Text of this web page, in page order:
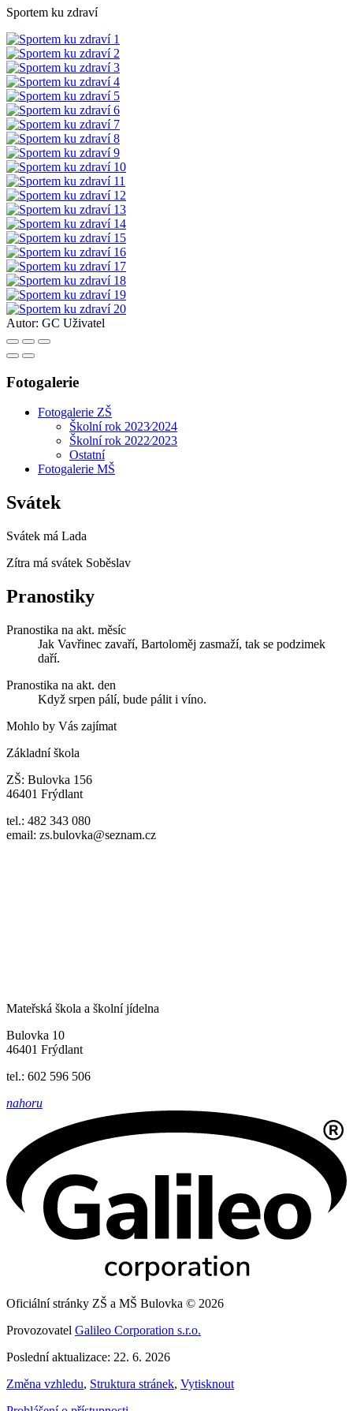
Sportem ku zdraví
Autor: GC Uživatel
Fotogalerie
Fotogalerie ZŠ
Školní rok 2023⁄2024
Školní rok 2022⁄2023
Ostatní
Fotogalerie MŠ
Svátek
Svátek má Lada
Zítra má svátek Soběslav
Pranostiky
Pranostika na akt. měsíc
Jak Vavřinec zavaří, Bartoloměj zasmaží, tak se podzimek
daří.
Pranostika na akt. den
Když srpen pálí, bude pálit i víno.
Mohlo by Vás zajímat
Základní škola
ZŠ: Bulovka 156
46401 Frýdlant
tel.: 482 343 080
email: zs.bulovka@seznam.cz
Mateřská škola a školní jídelna
Bulovka 10
46401 Frýdlant
tel.: 602 596 506
nahoru
Oficiální stránky ZŠ a MŠ Bulovka © 2026
Provozovatel Galileo Corporation s.r.o.
Poslední aktualizace: 22. 6. 2026
Změna vzhledu, Struktura stránek, Vytisknout